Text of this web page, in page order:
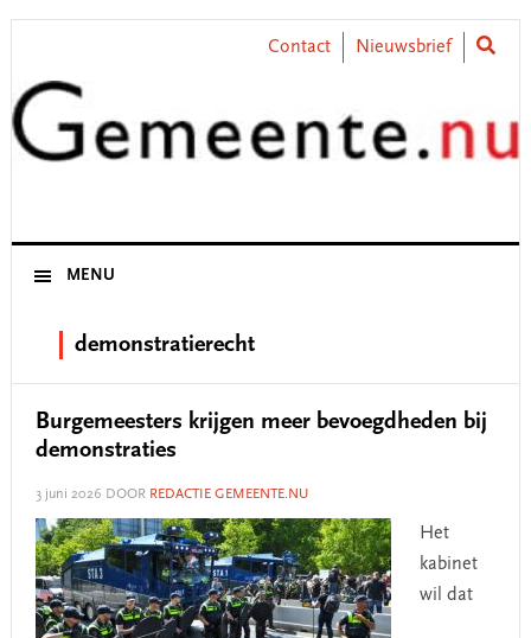
Skip
primary
navigation
Skip
content
Skip
primary
sidebar
Skip
footer
Contact Nieuwsbrief
MENU
demonstratierecht
Burgemeesters krijgen meer bevoegdheden bij
demonstraties
3 juni 2026 DOOR REDACTIE GEMEENTE.NU
Het
kabinet
wil dat